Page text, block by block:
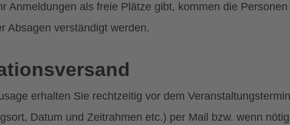
Anmeldungen als freie Plätze gibt, kommen die
Absagen verständigt werden.
erhalten Sie rechtzeitig vor dem
Datum und Zeitrahmen etc.) per Mail bzw. wenn